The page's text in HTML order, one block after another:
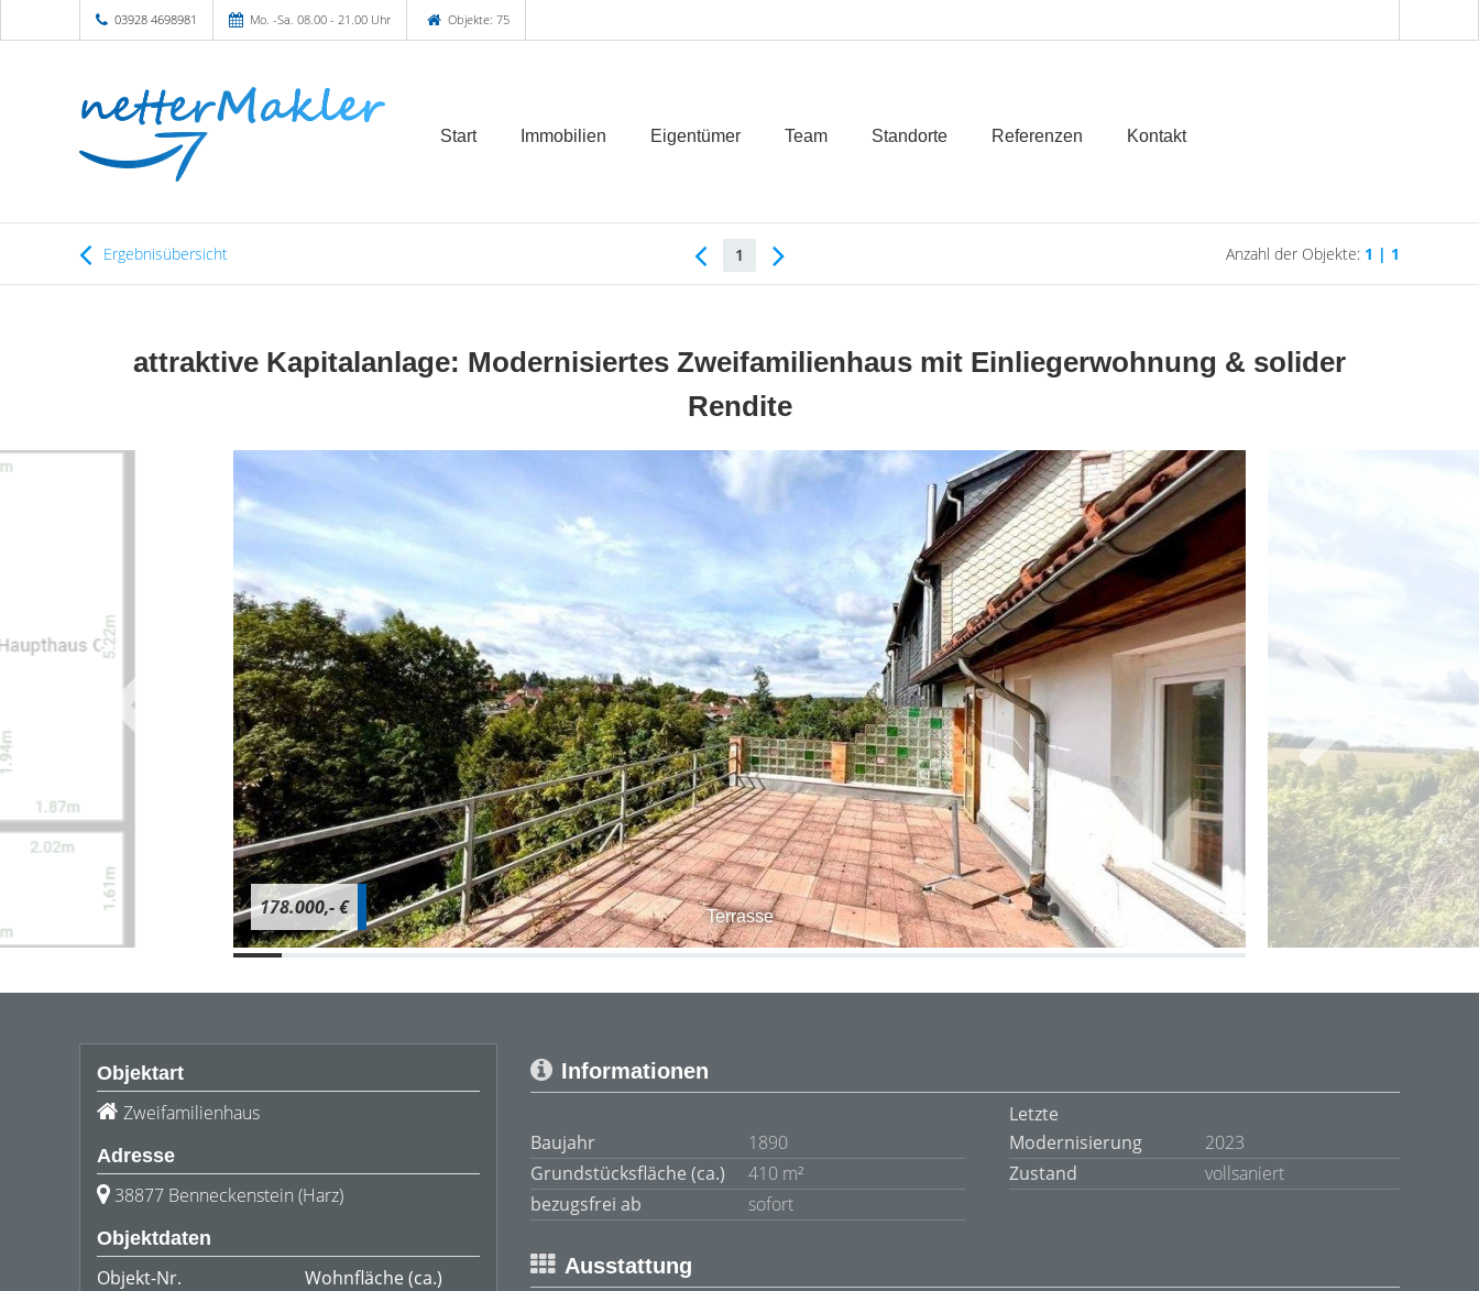
03928 4698981 Mo. -Sa. 08.00 - 21.00 Uhr Objekte: 75
Start Immobilien Eigentümer Team Standorte Referenzen Kontakt
Ergebnisübersicht 1 Anzahl der Objekte: 1 | 1
attraktive Kapitalanlage: Modernisiertes Zweifamilienhaus mit Einliegerwohnung & solider
Rendite
Terrasse
178.000,- €
Objektart
Zweifamilienhaus
Adresse
38877 Benneckenstein (Harz)
Objektdaten
Objekt-Nr.
Wohnfläche (ca.)
Informationen
Baujahr 1890
Letzte
Modernisierung
2023
Grundstücksfläche (ca.)
410 m² Zustand
vollsaniert
bezugsfrei ab
sofort
Ausstattung